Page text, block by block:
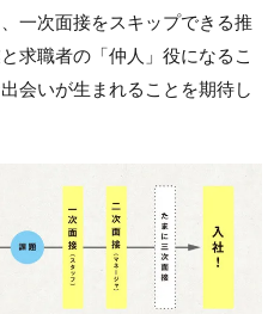
一次面接をスキップできる推
求職者の「仲人」役になるこ
会いが生まれることを期待し